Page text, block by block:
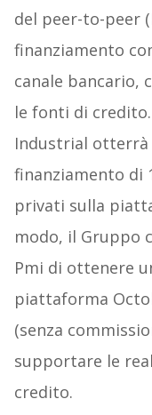
del peer-to-peer
finanziamento
canale bancario,
le fonti di
Industrial otterrà
finanziamento di
privati sulla
modo, il Gruppo
Pmi di ottenere
piattaforma
(senza
supportare le
credito.